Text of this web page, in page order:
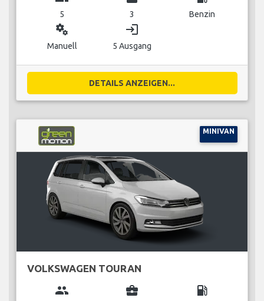
5 3 Benzin
miscellaneous_services
Manuell
login
5 Ausgang
DETAILS ANZEIGEN...
MINIVAN
VOLKSWAGEN TOURAN
group business_center local_gas_station